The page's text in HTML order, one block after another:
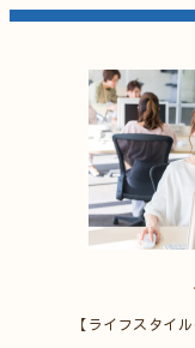
【ライフスタイ